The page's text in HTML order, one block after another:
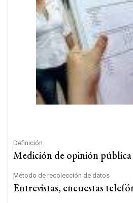
Definición
Medición de opinión pública
Método de recolección de datos
Entrevistas, encuestas